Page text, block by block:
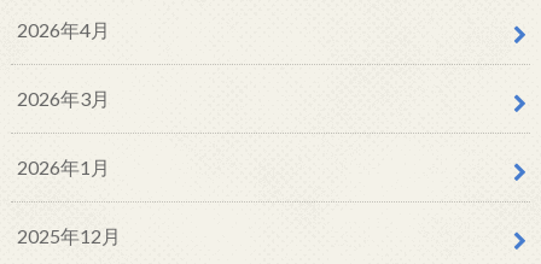
2026年4月
2026年3月
2026年1月
2025年12月